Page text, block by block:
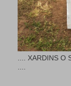
.... XARDINS O